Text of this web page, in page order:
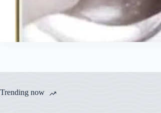
Trending now